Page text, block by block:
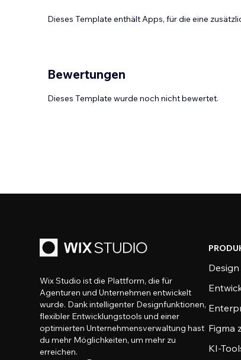
Dieses Template enthält Apps, für die eine
Bewertungen
Dieses Template wurde noch nicht bewertet.
Wix Studio ist die Plattform, die für
Agenturen und Unternehmen entwickelt
wurde. Dank intelligenter Designfunktionen,
flexibler Entwicklungstools und einer
optimierten Unternehmensverwaltung hast
du mehr Möglichkeiten, um mehr zu
erreichen.
Design
Figma
KI-